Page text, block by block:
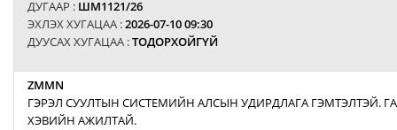
ДУГААР : ШМ1121/26
ЭХЛЭХ ХУГАЦАА :2026-07-10 09:30
ДУУСАХ ХУГАЦАА :ТОДОРХОЙГҮЙ
ZMMN
ГЭРЭЛ СУУЛТЫН СИСТЕМИЙН АЛСЫН УДИРДЛАГА ГЭМТЭЛТЭЙ.
ХЭВИЙН АЖИЛТАЙ.